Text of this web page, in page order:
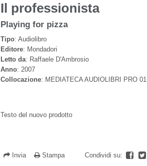
Il professionista
Playing for pizza
Tipo: Audiolibro
Editore: Mondadori
Letto da: Raffaele D'Ambrosio
Anno: 2007
Collocazione: MEDIATECA AUDIOLIBRI PRO 01
Testo del nuovo prodotto
Invia Stampa Condividi su: